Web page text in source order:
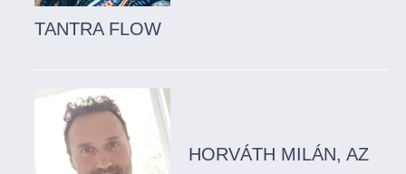
TANTRA FLOW
HORVÁTH MILÁN, AZ